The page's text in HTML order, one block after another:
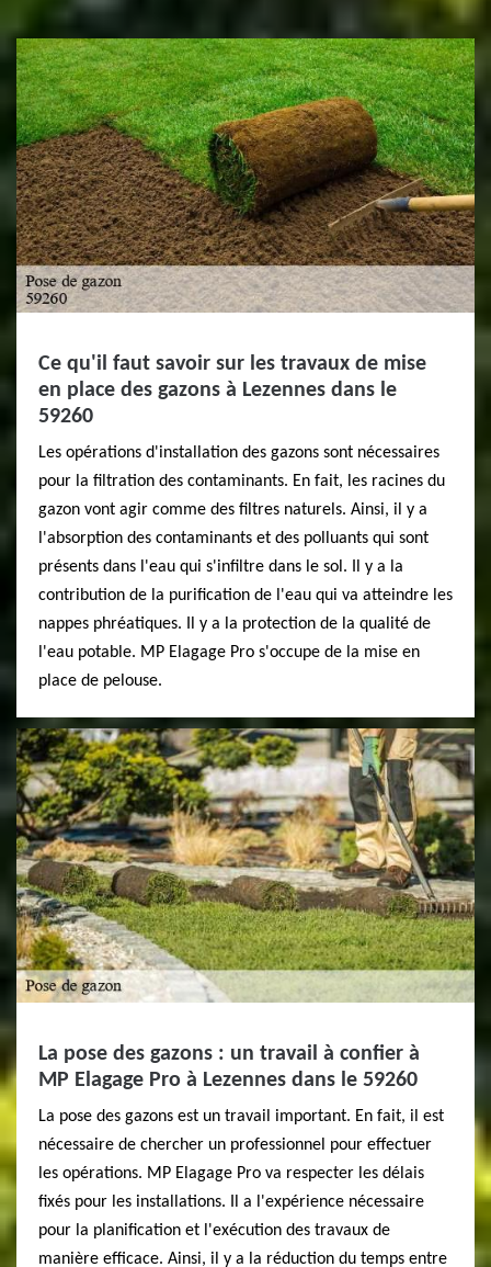
Ce qu'il faut savoir sur les travaux de mise
en place des gazons à Lezennes dans le
59260
Les opérations d'installation des gazons sont nécessaires
pour la filtration des contaminants. En fait, les racines du
gazon vont agir comme des filtres naturels. Ainsi, il y a
l'absorption des contaminants et des polluants qui sont
présents dans l'eau qui s'infiltre dans le sol. Il y a la
contribution de la purification de l'eau qui va atteindre les
nappes phréatiques. Il y a la protection de la qualité de
l'eau potable. MP Elagage Pro s'occupe de la mise en
place de pelouse.
La pose des gazons : un travail à confier à
MP Elagage Pro à Lezennes dans le 59260
La pose des gazons est un travail important. En fait, il est
nécessaire de chercher un professionnel pour effectuer
les opérations. MP Elagage Pro va respecter les délais
fixés pour les installations. Il a l'expérience nécessaire
pour la planification et l'exécution des travaux de
manière efficace. Ainsi, il y a la réduction du temps entre